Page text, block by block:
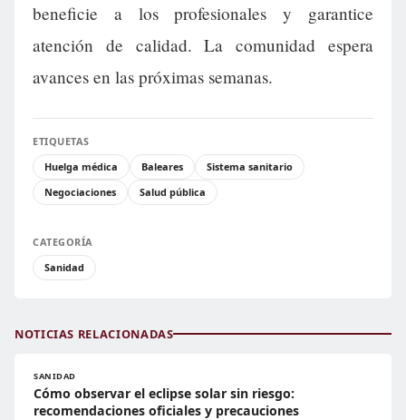
beneficie a los profesionales y garantice
atención de calidad. La comunidad espera
avances en las próximas semanas.
ETIQUETAS
Huelga médica
Baleares
Sistema sanitario
Negociaciones
Salud pública
CATEGORÍA
Sanidad
NOTICIAS RELACIONADAS
SANIDAD
Cómo observar el eclipse solar sin riesgo:
recomendaciones oficiales y precauciones